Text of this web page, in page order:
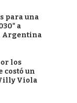
para una
a
Argentina
los
costó un
Viola